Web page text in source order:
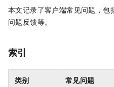
本文记录了客户端常见问题，包
问题反馈等。
索引
类别 常见问题